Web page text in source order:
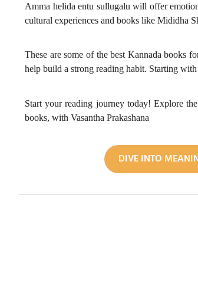
Amma helida entu sullugalu will offer
cultural experiences and books like Mididha
These are some of the best Kannada books
help build a strong reading habit. Starting
Start your reading journey today! Explore
books, with Vasantha Prakashana
DIVE INTO